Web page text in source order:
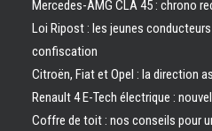
Mercedes-AMG CLA 45 : chrono
Loi Ripost : les jeunes
confiscation
Citroën, Fiat et Opel : la direction
Renault 4 E-Tech électrique :
Coffre de toit : nos conseils pour